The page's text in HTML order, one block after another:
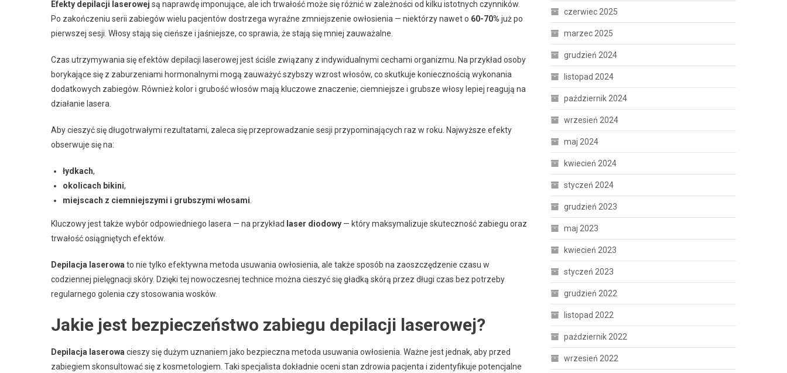
Efekty depilacji laserowej są naprawdę imponujące, ale ich trwałość może się różnić w zależności od kilku istotnych czynników.
Po zakończeniu serii zabiegów wielu pacjentów dostrzega wyraźne zmniejszenie owłosienia — niektórzy nawet o 60-70% już po
pierwszej sesji. Włosy stają się cieńsze i jaśniejsze, co sprawia, że stają się mniej zauważalne.
Czas utrzymywania się efektów depilacji laserowej jest ściśle związany z indywidualnymi cechami organizmu. Na przykład osoby
borykające się z zaburzeniami hormonalnymi mogą zauważyć szybszy wzrost włosów, co skutkuje koniecznością wykonania
dodatkowych zabiegów. Również kolor i grubość włosów mają kluczowe znaczenie; ciemniejsze i grubsze włosy lepiej reagują na
działanie lasera.
Aby cieszyć się długotrwałymi rezultatami, zaleca się przeprowadzanie sesji przypominających raz w roku. Najwyższe efekty
obserwuje się na:
łydkach,
okolicach bikini,
miejscach z ciemniejszymi i grubszymi włosami
Kluczowy jest także wybór odpowiedniego lasera — na przykład laser diodowy — który maksymalizuje skuteczność zabiegu oraz
trwałość osiągniętych efektów.
Depilacja laserowa to nie tylko efektywna metoda usuwania owłosienia, ale także sposób na zaoszczędzenie czasu w
codziennej pielęgnacji skóry. Dzięki tej nowoczesnej technice można cieszyć się gładką skórą przez długi czas bez potrzeby
regularnego golenia czy stosowania wosków.
Jakie jest bezpieczeństwo zabiegu depilacji laserowej?
Depilacja laserowa cieszy się dużym uznaniem jako bezpieczna metoda usuwania owłosienia. Ważne jest jednak, aby przed
zabiegiem skonsultować się z kosmetologiem. Taki specjalista dokładnie oceni stan zdrowia pacjenta i zidentyfikuje potencjalne
czerwiec 2025
marzec 2025
grudzień 2024
listopad 2024
październik 2024
wrzesień 2024
maj 2024
kwiecień 2024
styczeń 2024
grudzień 2023
maj 2023
kwiecień 2023
styczeń 2023
grudzień 2022
listopad 2022
październik 2022
wrzesień 2022